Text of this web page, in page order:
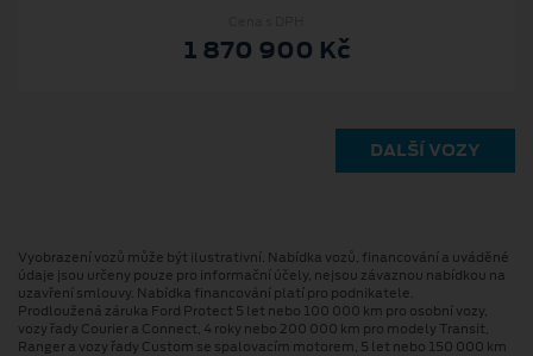
1 870 900 Kč
DALŠÍ VOZY
Vyobrazení vozů může být ilustrativní. Nabídka vozů, financování a uváděné
údaje jsou určeny pouze pro informační účely, nejsou závaznou nabídkou na
uzavření smlouvy. Nabídka financování platí pro podnikatele.
Prodloužená záruka Ford Protect 5 let nebo 100 000 km pro osobní vozy,
vozy řady Courier a Connect, 4 roky nebo 200 000 km pro modely Transit,
Ranger a vozy řady Custom se spalovacím motorem, 5 let nebo 150 000 km